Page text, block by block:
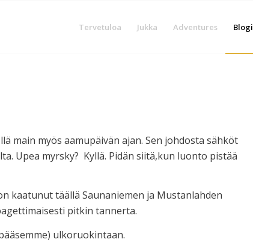
Tervetuloa Jukka Adventures Blogi
main myös aamupäivän ajan. Sen johdosta sähköt
Upea myrsky? Kyllä. Pidän siitä,kun luonto pistää
kaatunut täällä Saunaniemen ja Mustanlahden
pitkin tannerta.
ulkoruokintaan.